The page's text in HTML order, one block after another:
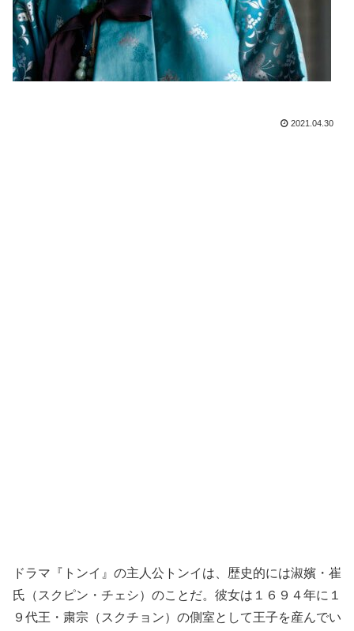
2021.04.30
ドラマ『トンイ』の主人公トンイは、歴史的には淑嬪・崔
氏（スクピン・チェシ）のことだ。彼女は１６９４年に１
９代王・粛宗（スクチョン）の側室として王子を産んでい